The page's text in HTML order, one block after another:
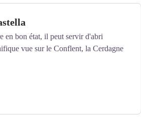
légendaire, de cette longue ligne
Enveloppé de landes et de
culmine à 2651 m d’altitude et
du Cadí.
en bon état, il peut servir d'abri
vue sur le Conflent, la Cerdagne